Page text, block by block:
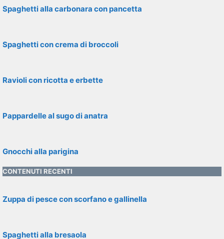
Spaghetti alla carbonara con pancetta
Spaghetti con crema di broccoli
Ravioli con ricotta e erbette
Pappardelle al sugo di anatra
Gnocchi alla parigina
CONTENUTI RECENTI
Zuppa di pesce con scorfano e gallinella
Spaghetti alla bresaola